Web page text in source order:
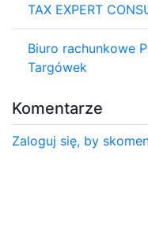
TAX EXPERT
Biuro rachunkowe
Targówek
Komentarze
Zaloguj się, by